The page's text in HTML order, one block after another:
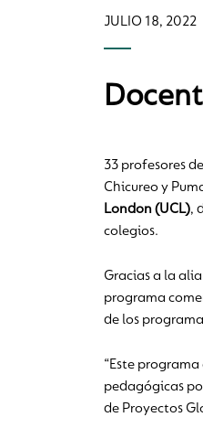
JULIO 18, 2022
33 profesores
Chicureo y
London (UCL),
colegios.
Gracias a la
programa
de los
“Este
pedagógicas
de Proyectos